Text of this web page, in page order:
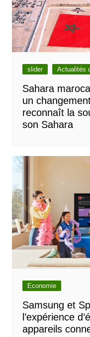
slider Actualités
Sahara
un
reconnaît la
son Sahara
Economie
Samsung et
l’expérience
appareils